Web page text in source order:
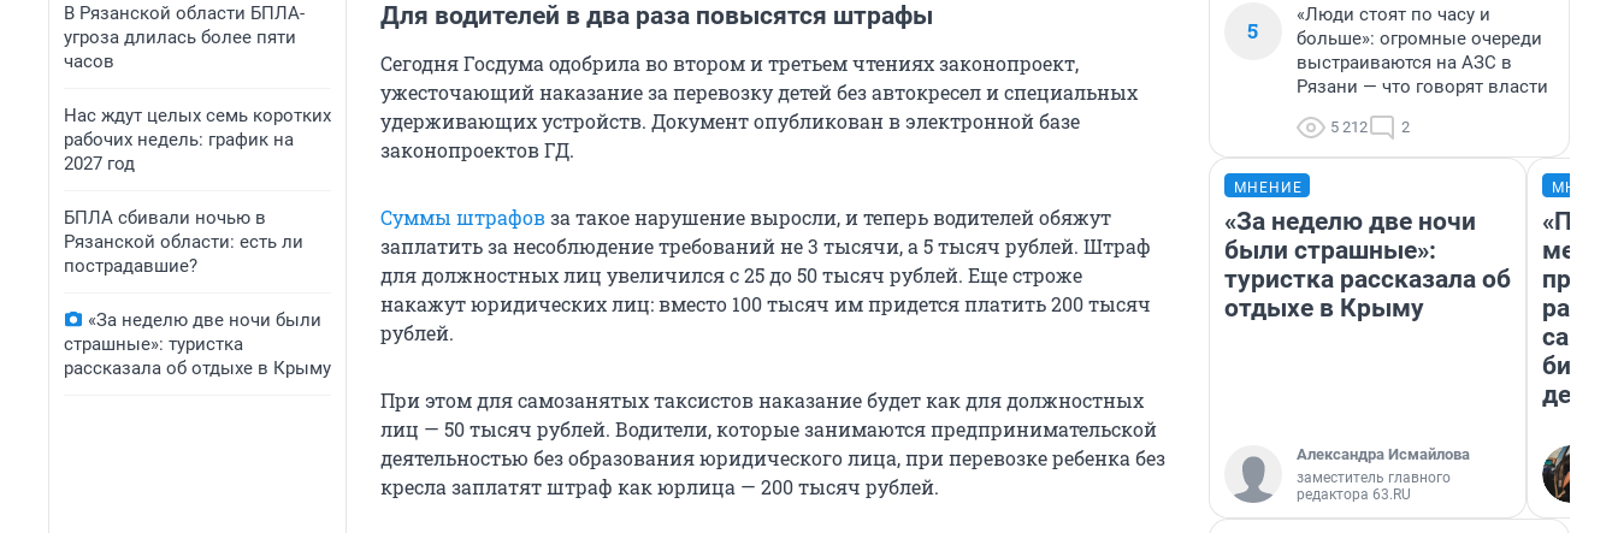
В Рязанской области БПЛА-
угроза длилась более пяти
часов
Нас ждут целых семь коротких
рабочих недель: график на
2027 год
БПЛА сбивали ночью в
Рязанской области: есть ли
пострадавшие?
«За неделю две ночи были
страшные»: туристка
рассказала об отдыхе в Крыму
Для водителей в два раза повысятся штрафы
Сегодня Госдума одобрила во втором и третьем чтениях законопроект,
ужесточающий наказание за перевозку детей без автокресел и специальных
удерживающих устройств. Документ опубликован в электронной базе
законопроектов ГД.
Суммы штрафовза такое нарушение выросли, и теперь водителей обяжут
заплатить за несоблюдение требований не 3 тысячи, а 5 тысяч рублей. Штраф
для должностных лиц увеличился с 25 до 50 тысяч рублей. Еще строже
накажут юридических лиц: вместо 100 тысяч им придется платить 200 тысяч
рублей.
При этом для самозанятых таксистов наказание будет как для должностных
лиц — 50 тысяч рублей. Водители, которые занимаются предпринимательской
деятельностью без образования юридического лица, при перевозке ребенка без
кресла заплатят штраф как юрлица — 200 тысяч рублей.
5
«Люди стоят по часу и
больше»: огромные очереди
выстраиваются на АЗС в
Рязани — что говорят власти
5 212 2
МНЕНИЕ
«За неделю две ночи
были страшные»:
туристка рассказала об
отдыхе в Крыму
Александра Исмайлова
заместитель главного
редактора 63.RU